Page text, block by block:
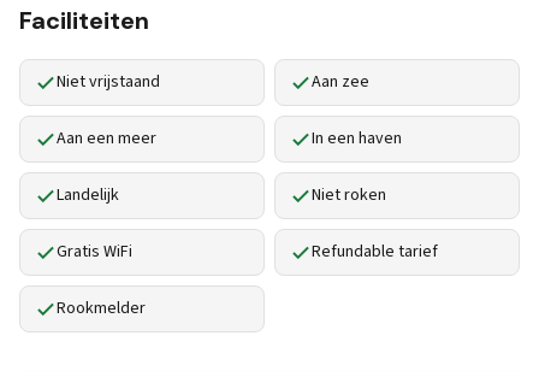
Faciliteiten
Niet vrijstaand Aan zee
Aan een meer In een haven
Landelijk Niet roken
Gratis WiFi Refundable tarief
Rookmelder